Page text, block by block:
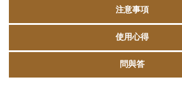
注意事項
使用心得
問與答